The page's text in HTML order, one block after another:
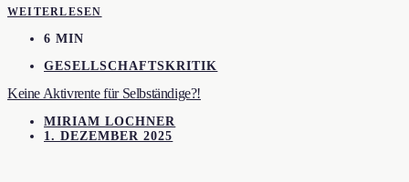
WEITERLESEN
6 MIN
GESELLSCHAFTSKRITIK
Keine Aktivrente für Selbständige?!
MIRIAM LOCHNER
1. DEZEMBER 2025